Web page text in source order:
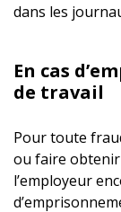
dans les
En cas
de travail
Pour toute
ou faire
l’employeur